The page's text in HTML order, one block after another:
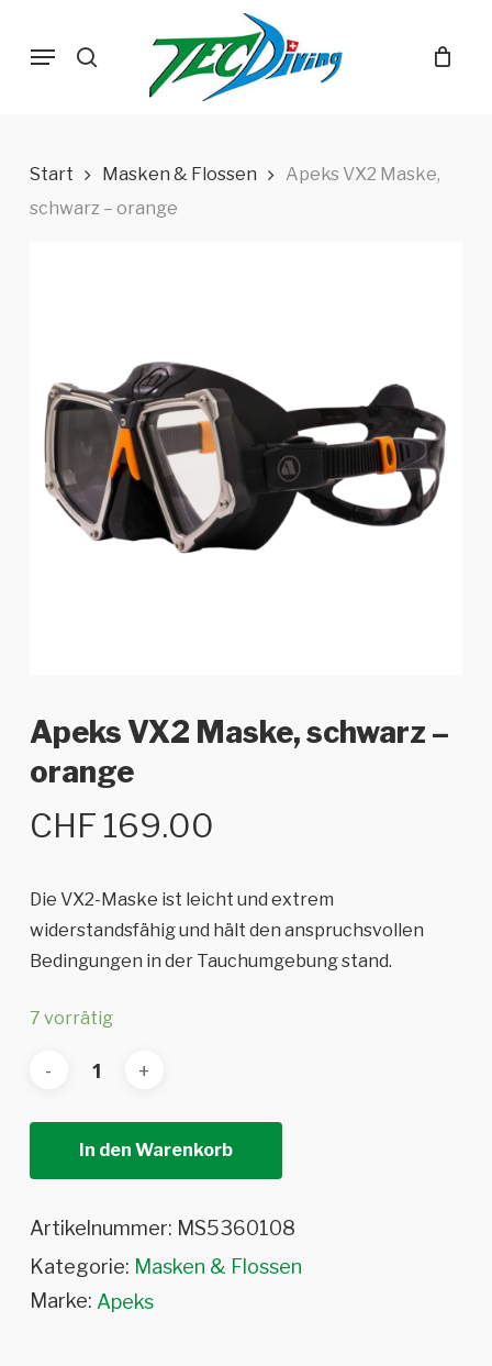
search
Menu
Start Masken & Flossen
Apeks VX2 Maske,
schwarz – orange
Apeks VX2 Maske, schwarz –
orange
CHF 169.00
Die VX2-Maske ist leicht und extrem
widerstandsfähig und hält den anspruchsvollen
Bedingungen in der Tauchumgebung stand.
7 vorrätig
In den Warenkorb
Artikelnummer: MS5360108
Kategorie: Masken & Flossen
Marke: Apeks